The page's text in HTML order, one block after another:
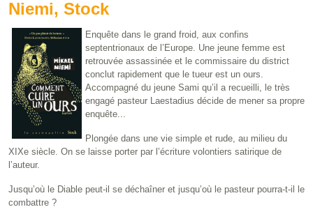
Niemi, Stock
Enquête dans le grand froid, aux confins
septentrionaux de l’Europe. Une jeune femme est
retrouvée assassinée et le commissaire du district
conclut rapidement que le tueur est un ours.
Accompagné du jeune Sami qu’il a recueilli, le très
engagé pasteur Laestadius décide de mener sa propre
enquête...
Plongée dans une vie simple et rude, au milieu du
XIXe siècle. On se laisse porter par l’écriture volontiers satirique de
l’auteur.
Jusqu’où le Diable peut-il se déchaîner et jusqu’où le pasteur pourra-t-il le
combattre ?